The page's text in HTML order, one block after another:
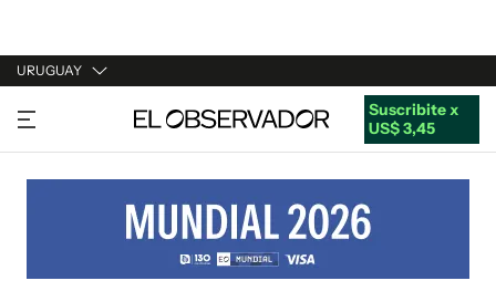
URUGUAY
URUGUAY
ARGENTINA
ESTADOS UNIDOS
Suscribite x
US$ 3,45